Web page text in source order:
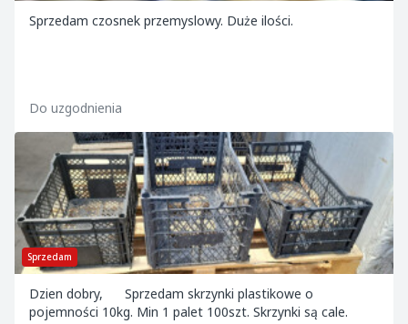
Sprzedam czosnek przemyslowy. Duże ilości.
Do uzgodnienia
Sprzedam
Dzien dobry, Sprzedam skrzynki plastikowe o
pojemności 10kg. Min 1 palet 100szt. Skrzynki są cale.